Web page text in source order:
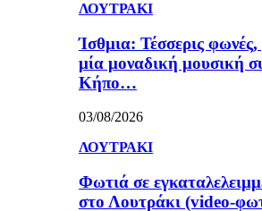
ΛΟΥΤΡΑΚΙ
Ίσθμια: Τέσσερις
μία μοναδική μουσική
Κήπο…
03/08/2026
ΛΟΥΤΡΑΚΙ
Φωτιά σε
στο Λουτράκι (video-